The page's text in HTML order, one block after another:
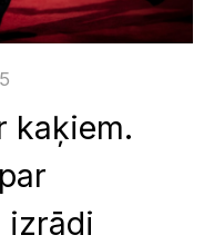
kaķiem.
izrādi